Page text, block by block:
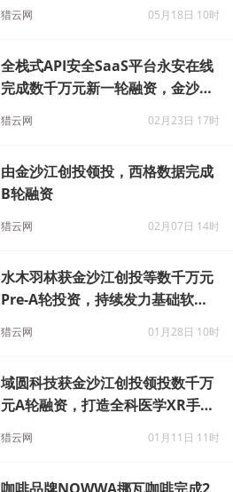
00万美元A轮融资
猎云网 05月18日 10时
全栈式API安全SaaS平台永安在线
完成数千万元新一轮融资，金沙江
创投独家投资
猎云网 02月23日 17时
由金沙江创投领投，西格数据完成
B轮融资
猎云网 02月07日 14时
水木羽林获金沙江创投等数千万元
Pre-A轮投资，持续发力基础软件
安全
猎云网 01月28日 10时
域圆科技获金沙江创投领投数千万